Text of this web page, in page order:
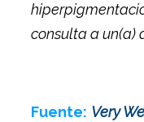
consulta a un(a)
Fuente: Very